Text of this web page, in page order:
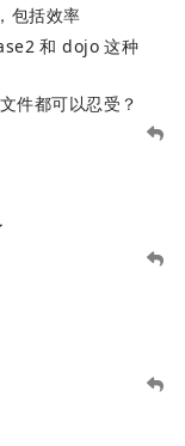
包括效率
和 dojo 这种
件都可以忍受？